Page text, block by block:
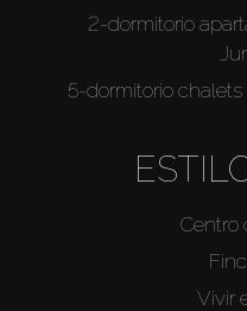
2-dormitorio
5-dormitorio chalets
Centro
Vivir